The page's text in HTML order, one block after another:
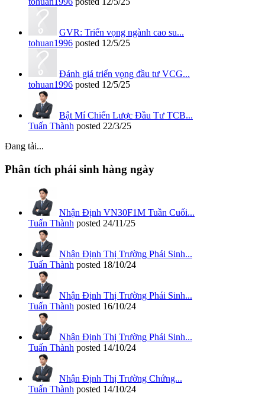
GVR: Triển vọng ngành cao su...
tohuan1996 posted 12/5/25
Đánh giá triển vọng đầu tư VCG...
tohuan1996 posted 12/5/25
Bật Mí Chiến Lược Đầu Tư TCB...
Tuấn Thành posted 22/3/25
Đang tải...
Phân tích phái sinh hàng ngày
Nhận Định VN30F1M Tuần Cuối...
Tuấn Thành posted 24/11/25
Nhận Định Thị Trường Phái Sinh...
Tuấn Thành posted 18/10/24
Nhận Định Thị Trường Phái Sinh...
Tuấn Thành posted 16/10/24
Nhận Định Thị Trường Phái Sinh...
Tuấn Thành posted 14/10/24
Nhận Định Thị Trường Chứng...
Tuấn Thành posted 14/10/24